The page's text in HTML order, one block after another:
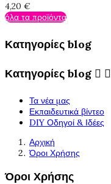
4,20 €
όλα τα προϊόντα
Κατηγορίες blog
Κατηγορίες blog  
Τα νέα μας
Εκπαιδευτικά βίντεο
DIY Οδηγοί & Ιδέες
Αρχική
Όροι Χρήσης
Όροι Χρήσης